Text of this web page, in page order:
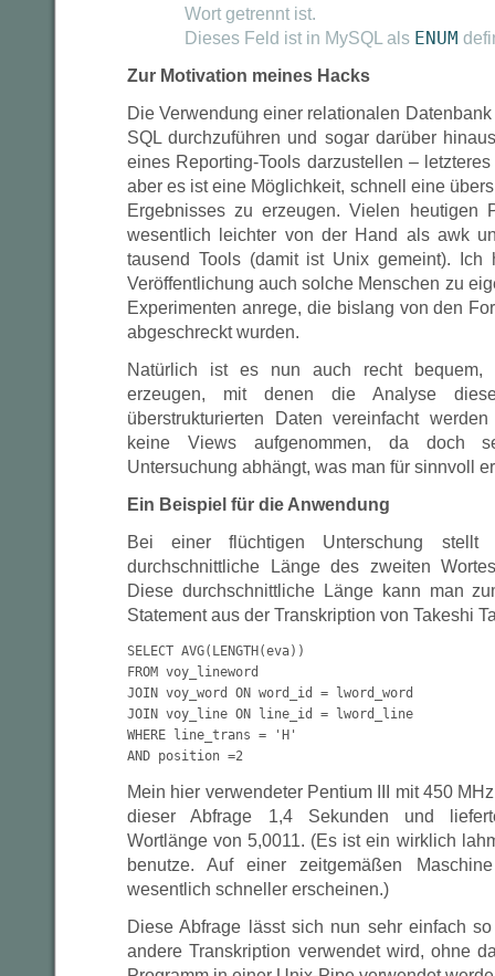
Wort getrennt ist.
Dieses Feld ist in MySQL als ENUM
Zur Motivation meines Hacks
Die Verwendung einer relationalen
SQL durchzuführen und sogar darüber
eines Reporting-Tools darzustellen –
aber es ist eine Möglichkeit, schnell eine
Ergebnisses zu erzeugen. Vielen heutigen
wesentlich leichter von der Hand als awk
tausend Tools (damit ist Unix gemeint). Ich
Veröffentlichung auch solche Menschen zu
Experimenten anrege, die bislang von den
abgeschreckt wurden.
Natürlich ist es nun auch recht
erzeugen, mit denen die Analyse
überstrukturierten Daten vereinfacht
keine Views aufgenommen, da doch
Untersuchung abhängt, was man für sinnvoll
Ein Beispiel für die Anwendung
Bei einer flüchtigen Unterschung
durchschnittliche Länge des zweiten
Diese durchschnittliche Länge kann man
Statement aus der Transkription von Takeshi
SELECT AVG(LENGTH(eva))
FROM voy_lineword
JOIN voy_word ON word_id = lword_word
JOIN voy_line ON line_id = lword_line
WHERE line_trans = 'H'
AND position =2
Mein hier verwendeter Pentium III mit 450
dieser Abfrage 1,4 Sekunden und
Wortlänge von 5,0011. (Es ist ein wirklich
benutze. Auf einer zeitgemäßen
wesentlich schneller erscheinen.)
Diese Abfrage lässt sich nun sehr einfach
andere Transkription verwendet wird, ohne